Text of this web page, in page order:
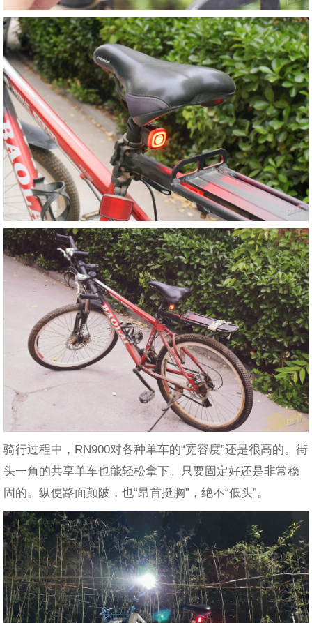
骑行过程中，RN900对各种单车的“宽容度”还是很高的。街
头一角的共享单车也能轻松拿下。只要固定好还是非常稳
固的。纵使路面颠陂，也“昂首挺胸”，绝不“低头”。